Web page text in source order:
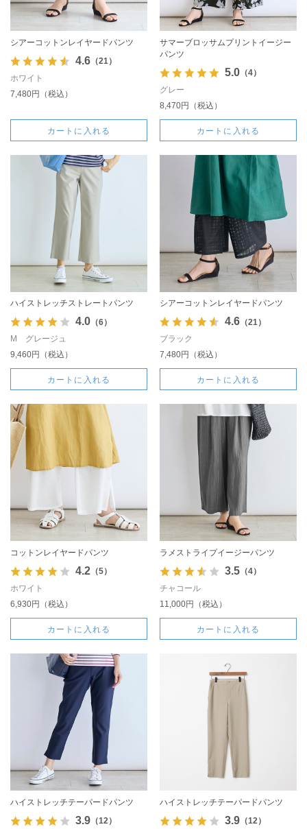
シアーコットンレイヤードパンツ
4.6（21）
ホワイト
7,480円（税込）
カートに入れる
サマーブロッサムプリントイージー
パンツ
5.0（4）
グレー
8,470円（税込）
カートに入れる
ハイストレッチストレートパンツ
4.0（6）
M グレージュ
9,460円（税込）
カートに入れる
シアーコットンレイヤードパンツ
4.6（21）
ブラック
7,480円（税込）
カートに入れる
コットンレイヤードパンツ
4.2（5）
ホワイト
6,930円（税込）
カートに入れる
ラメストライプイージーパンツ
3.5（4）
チャコール
11,000円（税込）
カートに入れる
ハイストレッチテーパードパンツ
3.9（12）
ハイストレッチテーパードパンツ
3.9（12）